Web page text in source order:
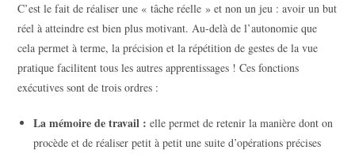
C’est le fait de réaliser une « tâche réelle » et non un jeu : avoir un but
réel à atteindre est bien plus motivant. Au-delà de l’autonomie que
cela permet à terme, la précision et la répétition de gestes de la vue
pratique facilitent tous les autres apprentissages ! Ces fonctions
exécutives sont de trois ordres :
La mémoire de travail : elle permet de retenir la manière dont on
procède et de réaliser petit à petit une suite d’opérations précises